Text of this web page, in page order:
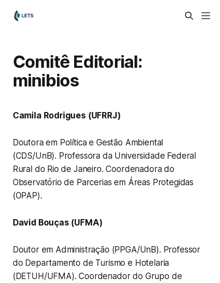
Comitê Editorial:
minibios
Camila Rodrigues (UFRRJ)
Doutora em Política e Gestão Ambiental
(CDS/UnB). Professora da Universidade Federal
Rural do Rio de Janeiro. Coordenadora do
Observatório de Parcerias em Áreas Protegidas
(OPAP).
David Bouças (UFMA)
Doutor em Administração (PPGA/UnB). Professor
do Departamento de Turismo e Hotelaria
(DETUH/UFMA). Coordenador do Grupo de